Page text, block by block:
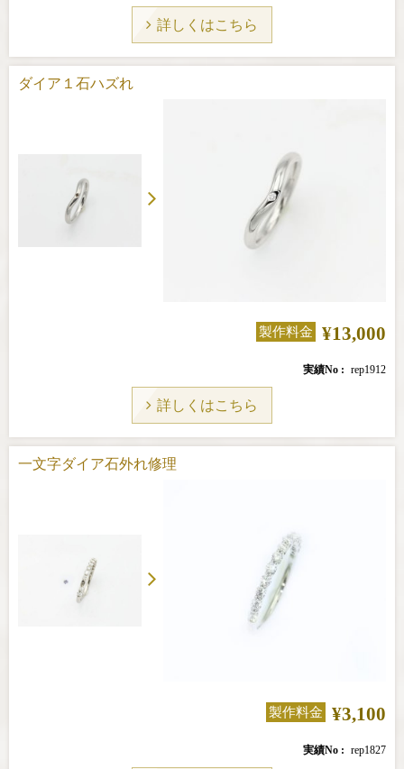
詳しくはこちら
ダイア１石ハズれ
製作料金 ¥13,000
実績No rep1912
詳しくはこちら
一文字ダイア石外れ修理
製作料金 ¥3,100
実績No rep1827